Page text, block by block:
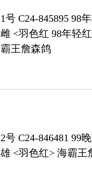
1号 C24-845895 98
雌 <羽色红 98年轻
霸王詹森鸽
2号 C24-846481 99
雄 <羽色红> 海霸王